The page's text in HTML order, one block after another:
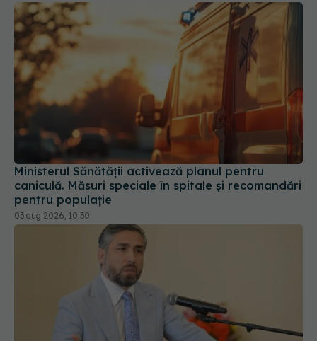
Ministerul Sănătății activează planul pentru
caniculă. Măsuri speciale în spitale și recomandări
pentru populație
03 aug 2026, 10:30